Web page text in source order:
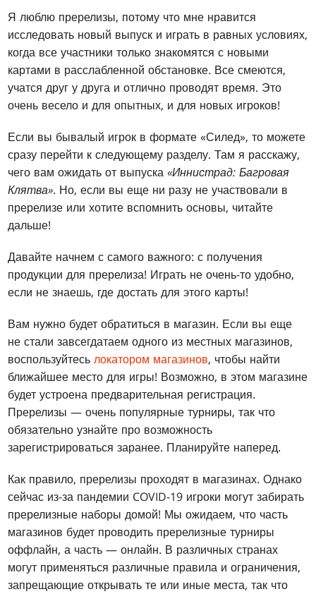
Я люблю пререлизы, потому что мне нравится
исследовать новый выпуск и играть в равных условиях,
когда все участники только знакомятся с новыми
картами в расслабленной обстановке. Все смеются,
учатся друг у друга и отлично проводят время. Это
очень весело и для опытных, и для новых игроков!
Если вы бывалый игрок в формате «Силед», то можете
сразу перейти к следующему разделу. Там я расскажу,
чего вам ожидать от выпуска«Иннистрад: Багровая
Клятва». Но, если вы еще ни разу не участвовали в
пререлизе или хотите вспомнить основы, читайте
дальше!
Давайте начнем с самого важного: с получения
продукции для пререлиза! Играть не очень-то удобно,
если не знаешь, где достать для этого карты!
Вам нужно будет обратиться в магазин. Если вы еще
не стали завсегдатаем одного из местных магазинов,
воспользуйтесьлокатором магазинов, чтобы найти
ближайшее место для игры! Возможно, в этом магазине
будет устроена предварительная регистрация.
Пререлизы — очень популярные турниры, так что
обязательно узнайте про возможность
зарегистрироваться заранее. Планируйте наперед.
Как правило, пререлизы проходят в магазинах. Однако
сейчас из-за пандемии COVID-19 игроки могут забирать
пререлизные наборы домой! Мы ожидаем, что часть
магазинов будет проводить пререлизные турниры
оффлайн, а часть — онлайн. В различных странах
могут применяться различные правила и ограничения,
запрещающие открывать те или иные места, так что